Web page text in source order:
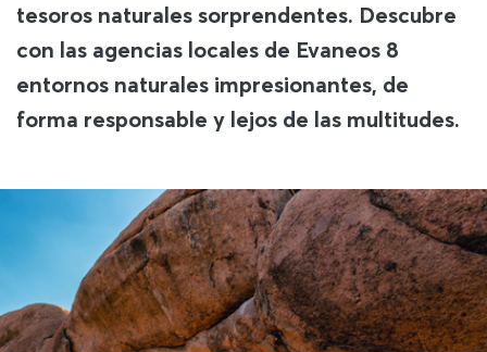
tesoros naturales sorprendentes. Descubre
con las agencias locales de Evaneos 8
entornos naturales impresionantes, de
forma responsable y lejos de las multitudes.